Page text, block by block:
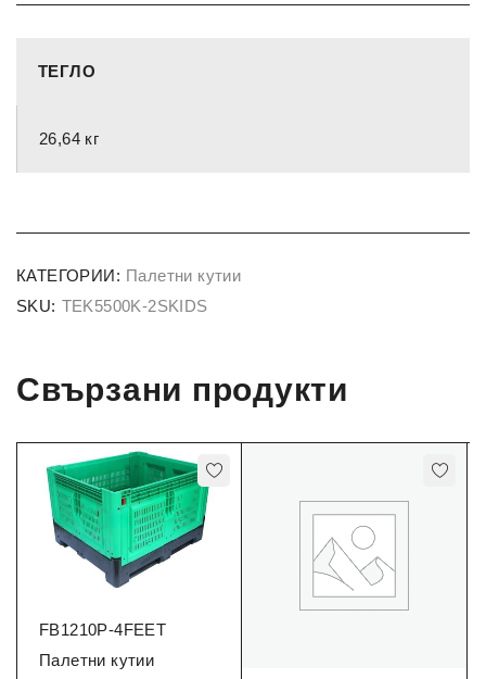
ТЕГЛО
26,64 кг
КАТЕГОРИИ: Палетни кутии
SKU: TEK5500K-2SKIDS
Свързани продукти
FB1210P-4FEET
Палетни кутии